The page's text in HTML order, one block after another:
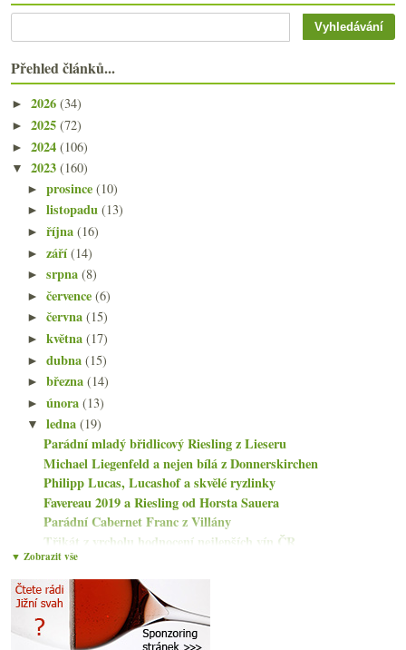
Přehled článků...
► 2026 (34)
► 2025 (72)
► 2024 (106)
▼ 2023 (160)
►prosince(10)
►listopadu(13)
►října(16)
►září(14)
►srpna(8)
►července(6)
►června(15)
►května(17)
►dubna(15)
►března(14)
►února(13)
▼ledna(19)
Parádní mladý břidlicový Riesling z Lieseru
Michael Liegenfeld a nejen bílá z Donnerskirchen
Philipp Lucas, Lucashof a skvělé ryzlinky
Favereau 2019 a Riesling od Horsta Sauera
Parádní Cabernet Franc z Villány
Třikát z vrcholu hodnocení nejlepších vín ČR
Champagne rekordní, USA pije méně, Kanada nechce v...
Chutná šardonka z Dijonu
Ryzlinky Wagner-Stempel a Wohlmuth ze Štýrska
Frankovka ze Somló a Riesling z Bacharachu
Pinot pleťový, Champagne podvodné a de Sousa
▼ Zobrazit vše